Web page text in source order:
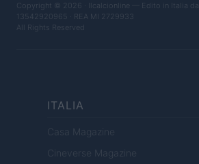
Copyright © 2026 · Ilcalcionline — Edito in Italia da
13542920965 · REA MI 2729933
All Rights Reserved
ITALIA
Casa Magazine
Cineverse Magazine